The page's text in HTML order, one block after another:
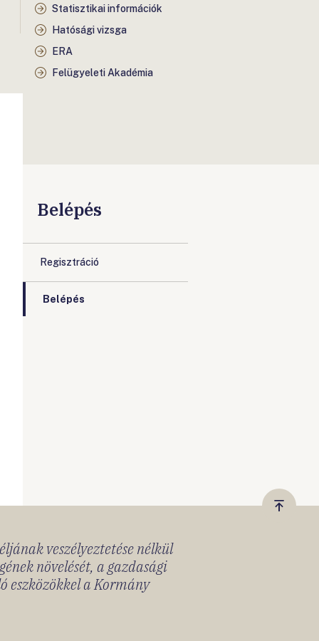
Statisztikai információk
Hatósági vizsga
ERA
Felügyeleti Akadémia
Belépés
Regisztráció
Belépés
Vissza
veszélyeztetése nélkül
növelését, a gazdasági
eszközökkel a Kormány